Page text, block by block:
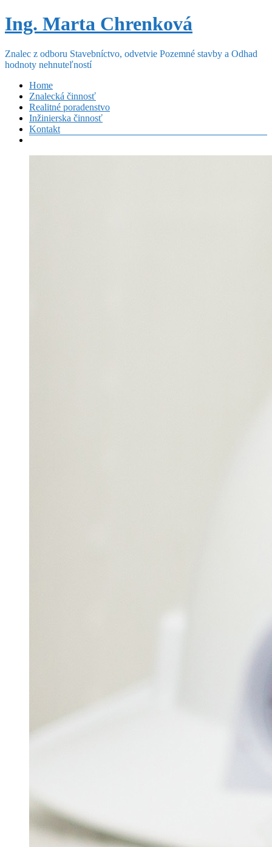
Prejsť
na
Ing. Marta Chrenková
Znalec z odboru Stavebníctvo, odvetvie Pozemné stavby a Odhad
hodnoty nehnuteľností
Menu
Home
Znalecká činnosť
Realitné poradenstvo
Inžinierska činnosť
Kontakt